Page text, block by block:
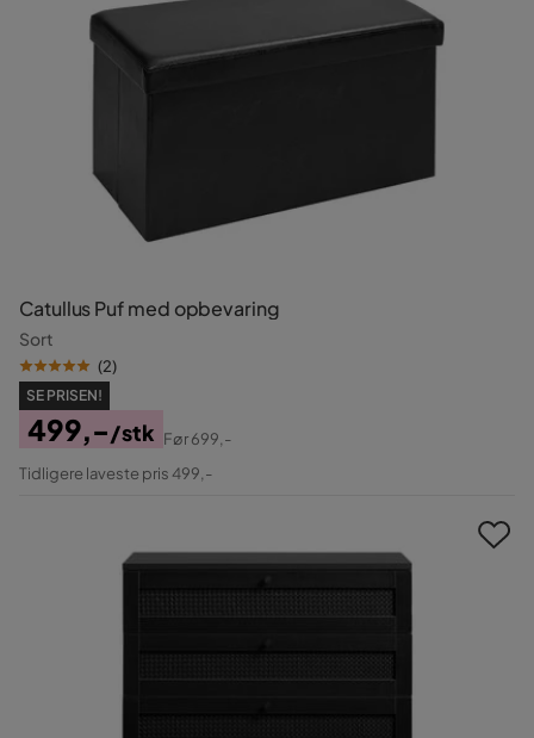
Catullus Puf med opbevaring
Sort
(2)
SE PRISEN!
Pris
499,-/stk
Original
Før699,-
Tidligere laveste pris 499,-